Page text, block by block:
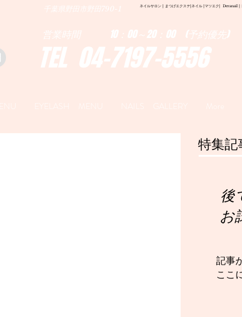
ネイルサロン | まつげエクステ|ネイル |マツエク| Deranail |
千葉県野田市野田790-1
TEL 04-7197-5556
営業時間 10：00～20：00 (予約優先)
特集記
後
お
記事
ここ